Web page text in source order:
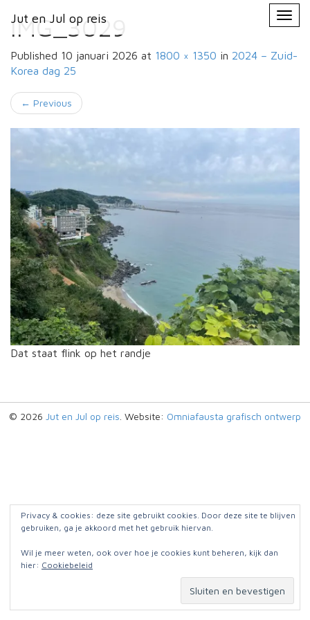
Jut en Jul op reis
Primary
Menu
Jut en Jul op reis
IMG_3029
Published 10 januari 2026 at 1800 × 1350 in 2024 – Zuid-
Korea dag 25
← Previous
Dat staat flink op het randje
© 2026 Jut en Jul op reis . Website: Omniafausta grafisch ontwerp
Privacy & cookies: deze site gebruikt cookies. Door deze site te blijven
gebruiken, ga je akkoord met het gebruik hiervan.
Wil je meer weten, ook over hoe je cookies kunt beheren, kijk dan
hier: Cookiebeleid